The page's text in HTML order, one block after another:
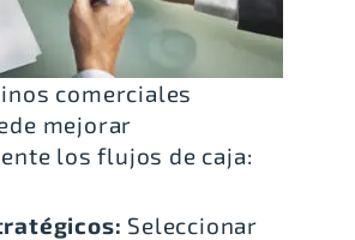
comerciales
mejorar
los flujos de caja:
Seleccionar